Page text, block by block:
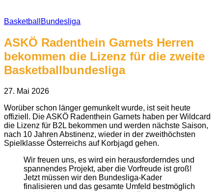
Basketball Bundesliga
ASKÖ Radenthein Garnets Herren
bekommen die Lizenz für die zweite
Basketballbundesliga
27. Mai 2026
Worüber schon länger gemunkelt wurde, ist seit heute
offiziell. Die ASKÖ Radenthein Garnets haben per Wildcard
die Lizenz für B2L bekommen und werden nächste Saison,
nach 10 Jahren Abstinenz, wieder in der zweithöchsten
Spielklasse Österreichs auf Korbjagd gehen.
Wir freuen uns, es wird ein herausforderndes und
spannendes Projekt, aber die Vorfreude ist groß!
Jetzt müssen wir den Bundesliga-Kader
finalisieren und das gesamte Umfeld bestmöglich